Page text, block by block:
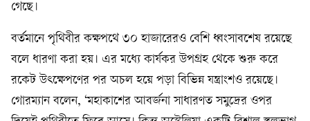
গেছে।
বর্তমানে পৃথিবীর কক্ষপথে ৩০ হাজারেরও বেশি ধ্বংসাবশেষ রয়েছে
বলে ধারণা করা হয়। এর মধ্যে কার্যকর উপগ্রহ থেকে শুরু করে
রকেট উৎক্ষেপণের পর অচল হয়ে পড়া বিভিন্ন যন্ত্রাংশও রয়েছে।
গোরম্যান বলেন, ‘মহাকাশের আবর্জনা সাধারণত সমুদ্রের ওপর